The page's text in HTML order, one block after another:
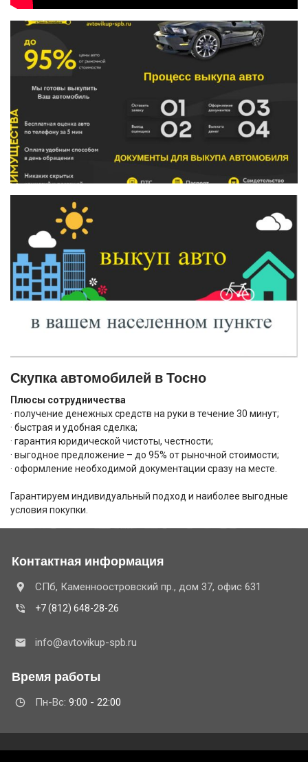
Скупка автомобилей в Тосно
Плюсы сотрудничества
· получение денежных средств на руки в течение 30 минут;
· быстрая и удобная сделка;
· гарантия юридической чистоты, честности;
· выгодное предложение – до 95% от рыночной стоимости;
· оформление необходимой документации сразу на месте.
Гарантируем индивидуальный подход и наиболее выгодные
условия покупки.
Контактная информация
СПб, Каменноостровский пр., дом 37, офис 631
+7 (812) 648-28-26
info@avtovikup-spb.ru
Время работы
Пн-Вс: 9:00 - 22:00